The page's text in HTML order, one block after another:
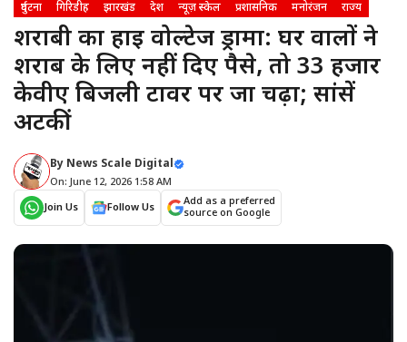
दुर्घटना गिरिडीह झारखंड देश न्यूज़ स्केल प्रशासनिक मनोरंजन राज्य
शराबी का हाई वोल्टेज ड्रामा: घर वालों ने
शराब के लिए नहीं दिए पैसे, तो 33 हजार
केवीए बिजली टावर पर जा चढ़ा; सांसें
अटकीं
By News Scale Digital
On: June 12, 2026 1:58 AM
Join Us
Follow Us
Add as a preferred
source on Google